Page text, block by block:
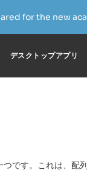
for the new
デスクトップアプリ
つです。これは、配